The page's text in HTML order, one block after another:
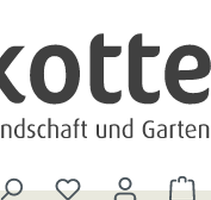
Du hast 0